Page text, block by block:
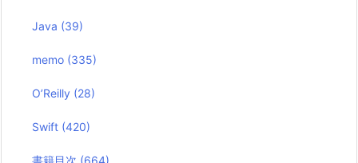
Java (39)
memo (335)
O’Reilly (28)
Swift (420)
書籍目次 (664)